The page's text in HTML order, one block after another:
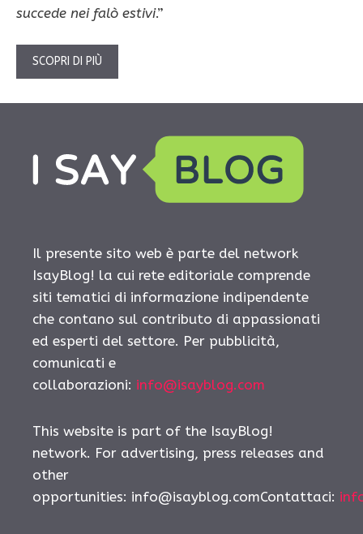
succede nei falò estivi.”
SCOPRI DI PIÙ
Il presente sito web è parte del network
IsayBlog! la cui rete editoriale comprende
siti tematici di informazione indipendente
che contano sul contributo di appassionati
ed esperti del settore. Per pubblicità,
comunicati e
collaborazioni: info@isayblog.com
This website is part of the IsayBlog!
network. For advertising, press releases and
other
opportunities: info@isayblog.comContattaci: